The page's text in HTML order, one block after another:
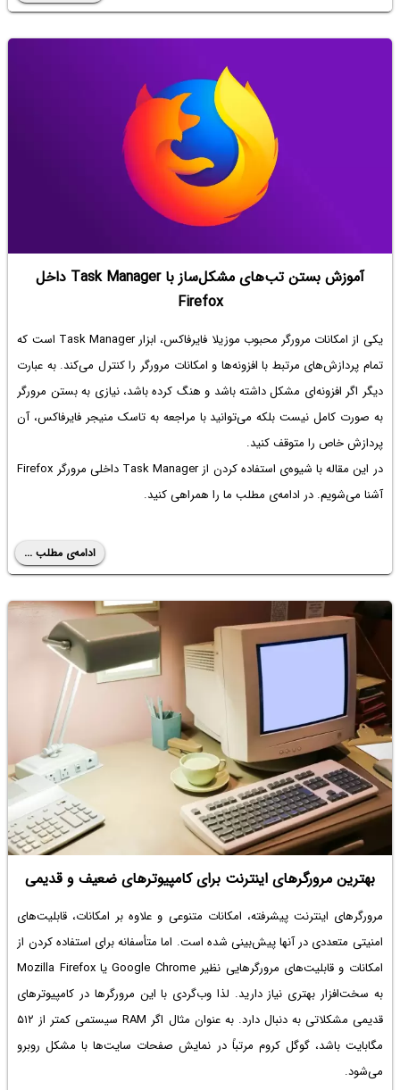
آموزش بستن تب‌های مشکل‌ساز با Task Manager داخل
Firefox
یکی از امکانات مرورگر محبوب موزیلا فایرفاکس، ابزار Task Manager است که
تمام پردازش‌های مرتبط با افزونه‌ها و امکانات مرورگر را کنترل می‌کند. به عبارت
دیگر اگر افزونه‌ای مشکل داشته باشد و هنگ کرده باشد، نیازی به بستن مرورگر
به صورت کامل نیست بلکه می‌توانید با مراجعه به تاسک منیجر فایرفاکس، آن
پردازش خاص را متوقف کنید.
در این مقاله با شیوه‌ی استفاده کردن از Task Manager‌ داخلی مرورگر Firefox
آشنا می‌شویم. در ادامه‌ی مطلب ما را همراهی کنید.
ادامه‌ی مطلب ...
بهترین مرورگرهای اینترنت برای کامپیوترهای ضعیف و قدیمی
مرورگرهای اینترنت پیشرفته، امکانات متنوعی و علاوه بر امکانات، قابلیت‌های
امنیتی متعددی در آنها پیش‌بینی شده است. اما متأسفانه برای استفاده کردن از
امکانات و قابلیت‌های مرورگرهایی نظیر Google Chrome یا Mozilla Firefox
به سخت‌افزار بهتری نیاز دارید. لذا وب‌گردی با این مرورگرها در کامپیوترهای
قدیمی مشکلاتی به دنبال دارد. به عنوان مثال اگر RAM سیستمی کمتر از ۵۱۲
مگابایت باشد، گوگل کروم مرتباً در نمایش صفحات سایت‌ها با مشکل روبرو
می‌شود.